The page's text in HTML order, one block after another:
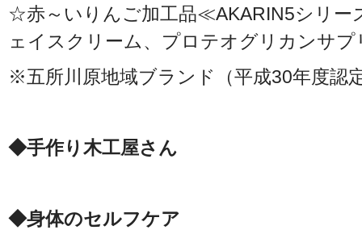
☆赤～いりんご加工品≪AKARIN5シリー
ェイスクリーム、プロテオグリカンサ
※五所川原地域ブランド（平成30年度認
◆手作り木工屋さん
◆身体のセルフケア